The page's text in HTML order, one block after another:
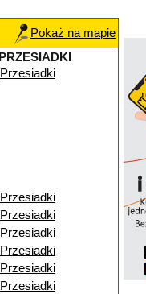
Pokaż na mapie
PRZESIADKI
Przesiadki
Przesiadki
Przesiadki
Przesiadki
Przesiadki
Przesiadki
Przesiadki